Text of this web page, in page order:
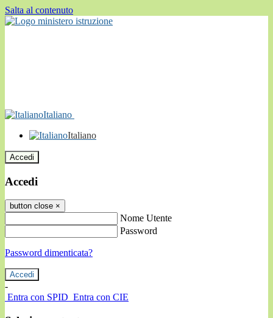
Salta al contenuto
Italiano
Italiano
Accedi
Accedi
button close ×
Nome Utente
Password
Password dimenticata?
-
Entra con SPID Entra con CIE